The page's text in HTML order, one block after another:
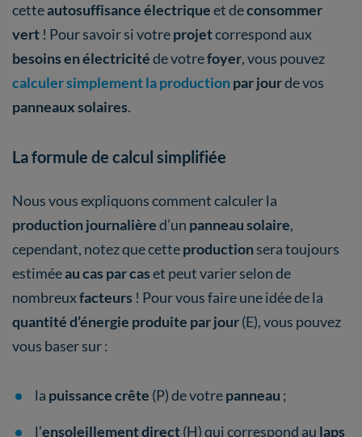
cetteautosuffisance électriqueet deconsommer
vert ! Pour savoir si votreprojetcorrespond aux
besoins en électricitéde votrefoyer, vous pouvez
calculer simplement la productionpar jourde vos
panneaux solaires.
La formule de calcul simplifiée
Nous vous expliquons comment calculer la
production journalièred’un panneau solaire,
cependant, notez que cetteproductionsera toujours
estiméeau cas par caset peut varier selon de
nombreuxfacteurs ! Pour vous faire une idée de la
quantité d’énergie produite par jour(E), vous pouvez
vous baser sur :
la puissance crête (P) de votrepanneau ;
l’ensoleillement direct(H) qui correspond au laps